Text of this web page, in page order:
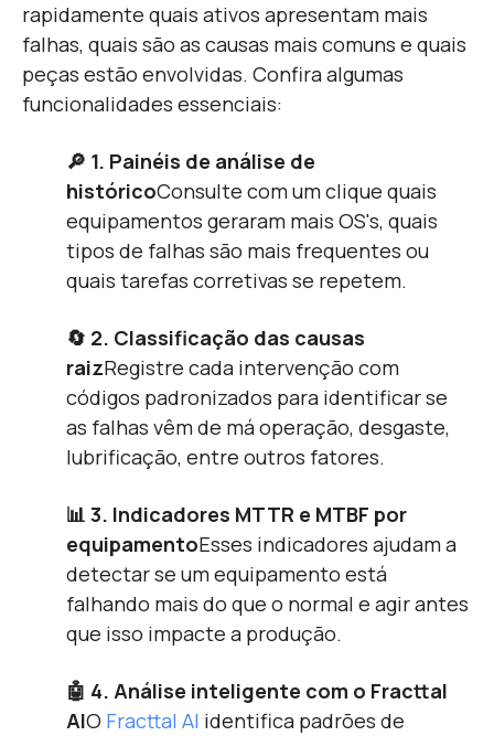
rapidamente quais ativos apresentam mais
falhas, quais são as causas mais comuns e quais
peças estão envolvidas. Confira algumas
funcionalidades essenciais:
🔎 1. Painéis de análise de
históricoConsulte com um clique quais
equipamentos geraram mais OS's, quais
tipos de falhas são mais frequentes ou
quais tarefas corretivas se repetem.
🔄 2. Classificação das causas
raizRegistre cada intervenção com
códigos padronizados para identificar se
as falhas vêm de má operação, desgaste,
lubrificação, entre outros fatores.
📊 3. Indicadores MTTR e MTBF por
equipamentoEsses indicadores ajudam a
detectar se um equipamento está
falhando mais do que o normal e agir antes
que isso impacte a produção.
🤖 4. Análise inteligente com o Fracttal
AIO Fracttal AI identifica padrões de